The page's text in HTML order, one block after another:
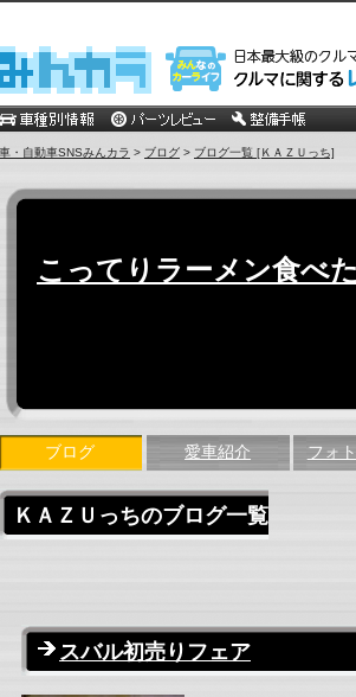
車・自動車SNSみんカラ > ブログ > ブログ一覧 [ＫＡＺＵっち]
こってりラーメン食べ
ブログ 愛車紹介 フォ
ＫＡＺＵっちのブログ一覧
スバル初売りフェア